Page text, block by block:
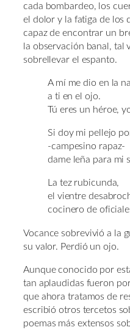
cada bombardeo, los
el dolor y la fatiga de los
capaz de encontrar un
la observación banal, tal
sobrellevar el espanto.
A mí me dio en la
a ti en el ojo.
Tú eres un héroe,
Si doy mi pellejo
-campesino rapaz-
dame leña para mi
La tez rubicunda,
el vientre
cocinero de
Vocance sobrevivió a la
su valor. Perdió un ojo.
Aunque conocido por
tan aplaudidas fueron
que ahora tratamos de
escribió otros tercetos
poemas más extensos